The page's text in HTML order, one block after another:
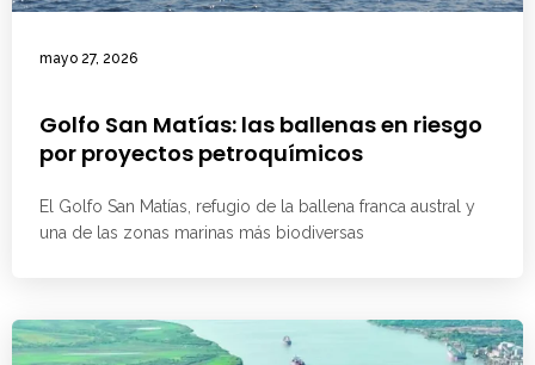
mayo 27, 2026
Golfo San Matías: las ballenas en riesgo
por proyectos petroquímicos
El Golfo San Matías, refugio de la ballena franca austral y
una de las zonas marinas más biodiversas